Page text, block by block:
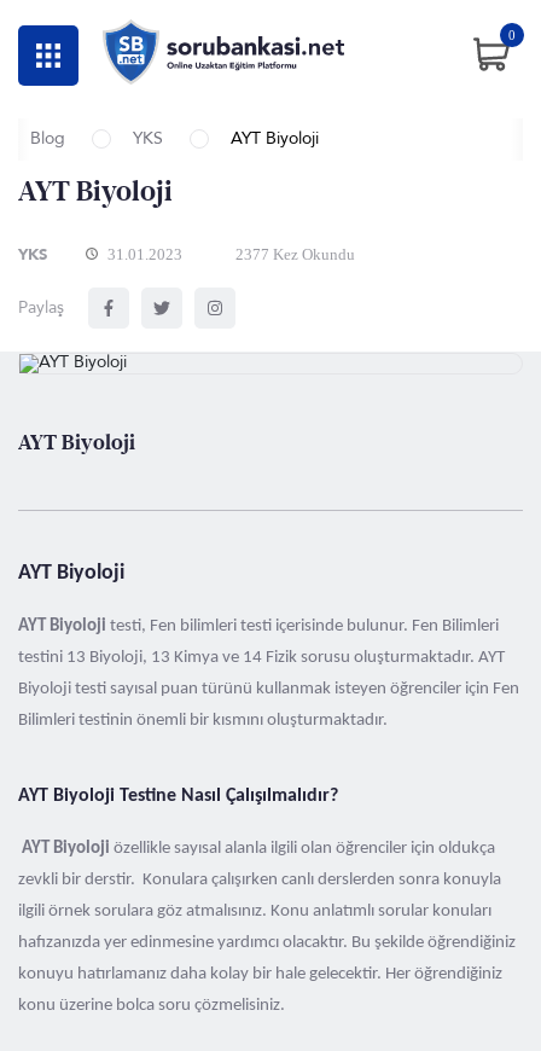
0
Blog YKS AYT Biyoloji
AYT Biyoloji
YKS 31.01.2023 2377 Kez Okundu
Paylaş
AYT Biyoloji
AYT Biyoloji
AYT Biyoloji testi, Fen bilimleri testi içerisinde bulunur. Fen Bilimleri
testini 13 Biyoloji, 13 Kimya ve 14 Fizik sorusu oluşturmaktadır. AYT
Biyoloji testi sayısal puan türünü kullanmak isteyen öğrenciler için Fen
Bilimleri testinin önemli bir kısmını oluşturmaktadır.
AYT Biyoloji Testine Nasıl Çalışılmalıdır?
AYT Biyoloji özellikle sayısal alanla ilgili olan öğrenciler için oldukça
zevkli bir derstir. Konulara çalışırken canlı derslerden sonra konuyla
ilgili örnek sorulara göz atmalısınız. Konu anlatımlı sorular konuları
hafızanızda yer edinmesine yardımcı olacaktır. Bu şekilde öğrendiğiniz
konuyu hatırlamanız daha kolay bir hale gelecektir. Her öğrendiğiniz
konu üzerine bolca soru çözmelisiniz.